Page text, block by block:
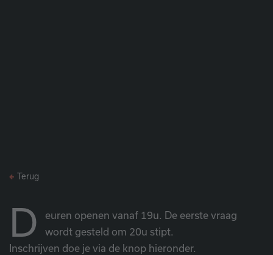
Terug
D
euren openen vanaf 19u. De eerste vraag
wordt gesteld om 20u stipt.
Inschrijven doe je via de knop hieronder.